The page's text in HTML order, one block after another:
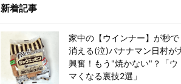
新着記事
家中の【ウインナー】が秒で
消える(泣)バナナマン日村が
興奮！もう"焼かない"？「ウ
マくなる裏技2選」